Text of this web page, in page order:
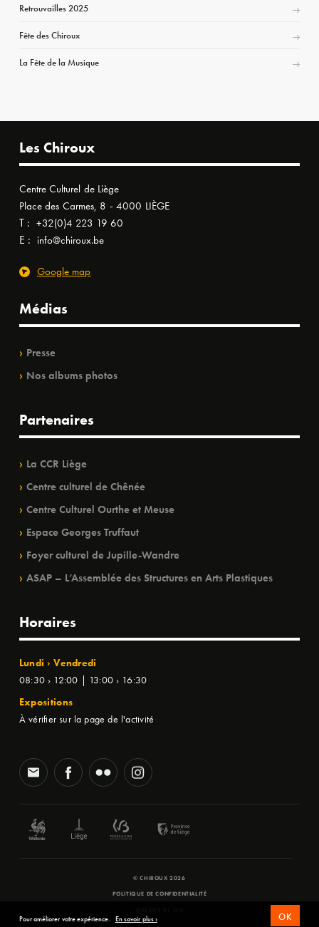
Retrouvailles 2025
Fête des Chiroux
La Fête de la Musique
Les Chiroux
Centre Culturel de Liège
Place des Carmes, 8 - 4000 LIÈGE
T : +32(0)4 223 19 60
E : info@chiroux.be
Google map
Médias
Presse
Nos albums photos
Partenaires
La CCR Liège
Centre culturel de Chênée
Centre Culturel Ourthe et Meuse
Espace Georges Truffaut
Foyer culturel de Jupille-Wandre
ASAP – L’Assemblée des Structures en Arts Plastiques
Horaires
Lundi › Vendredi
08:30 › 12:00 | 13:00 › 16:30
Expositions
À vérifier sur la page de l'activité
© CHIROUX 2026
POLITIQUE DE CONFIDENTIALITÉ
Pour améliorer votre expérience. En savoir plus › OK